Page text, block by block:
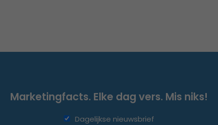
Marketingfacts. Elke dag vers. Mis niks!
Dagelijkse nieuwsbrief